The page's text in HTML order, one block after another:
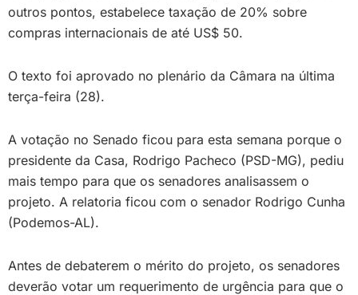
outros pontos, estabelece taxação de 20% sobre
compras internacionais de até US$ 50.
O texto foi aprovado no plenário da Câmara na última
terça-feira (28).
A votação no Senado ficou para esta semana porque o
presidente da Casa, Rodrigo Pacheco (PSD-MG), pediu
mais tempo para que os senadores analisassem o
projeto. A relatoria ficou com o senador Rodrigo Cunha
(Podemos-AL).
Antes de debaterem o mérito do projeto, os senadores
deverão votar um requerimento de urgência para que o